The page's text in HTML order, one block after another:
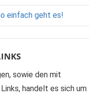
einfach geht es!
sowie den mit
handelt es sich um